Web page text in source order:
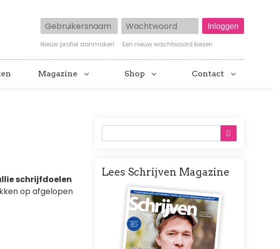
Gebruikersnaam Wachtwoord
Nieuw profiel aanmaken Een nieuw wachtwoord kiezen
Magazine Shop Contact
schrijfdoelen
op afgelopen
Lees Schrijven Magazine
Afbeelding